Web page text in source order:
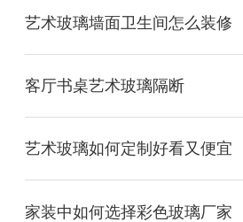
艺术玻璃墙面卫生间怎么装修
客厅书桌艺术玻璃隔断
艺术玻璃如何定制好看又便宜
家装中如何选择彩色玻璃厂家